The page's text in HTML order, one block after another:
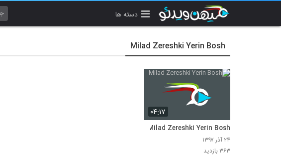
دسته ها
Milad Zereshki Yerin Bosh
۰۴:۱۷
Milad Zereshki Yerin Bosh
۲۴ آذر ۱۳۹۷
۳۶۳ بازدید